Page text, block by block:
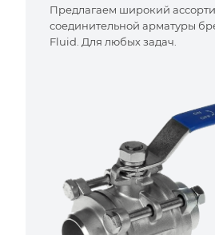
Предлагаем широкий
соединительной арматуры
Fluid. Для любых задач.